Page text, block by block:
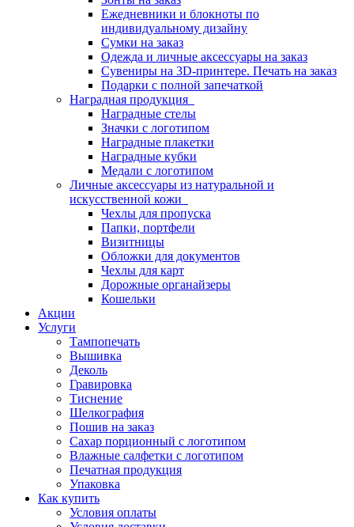
Ежедневники и блокноты по
индивидуальному дизайну
Сумки на заказ
Одежда и личные аксессуары на заказ
Сувениры на 3D-принтере. Печать на заказ
Подарки с полной запечаткой
Наградная продукция
Наградные стелы
Значки с логотипом
Наградные плакетки
Наградные кубки
Медали с логотипом
Личные аксессуары из натуральной и
искусственной кожи
Чехлы для пропуска
Папки, портфели
Визитницы
Обложки для документов
Чехлы для карт
Дорожные органайзеры
Кошельки
Акции
Услуги
Тампопечать
Вышивка
Деколь
Гравировка
Тиснение
Шелкография
Пошив на заказ
Сахар порционный с логотипом
Влажные салфетки с логотипом
Печатная продукция
Упаковка
Как купить
Условия оплаты